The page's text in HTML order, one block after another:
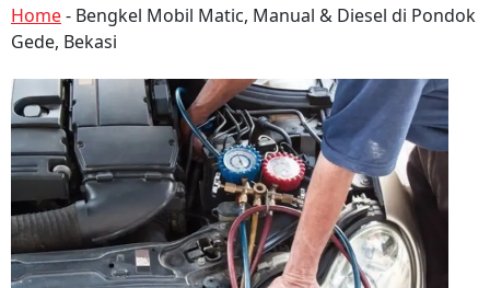
Home- Bengkel Mobil Matic, Manual & Diesel di Pondok
Gede, Bekasi